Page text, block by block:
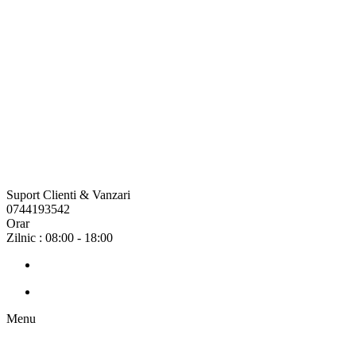
Suport Clienti & Vanzari
0744193542
Orar
Zilnic : 08:00 - 18:00
Menu